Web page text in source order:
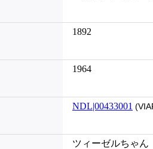
1892
1964
NDL|00433001
ツィーゼルちゃん